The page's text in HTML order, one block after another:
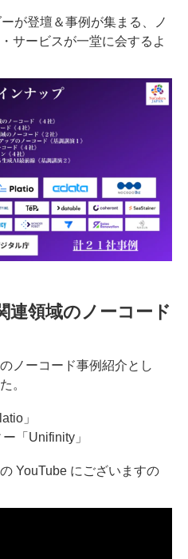
が登壇＆事例が集まる、ノ
サービスが一堂に会するよ
連領域のノーコード
ノーコード事例紹介とし
。
」
「Unifinity」
YouTube にございますの